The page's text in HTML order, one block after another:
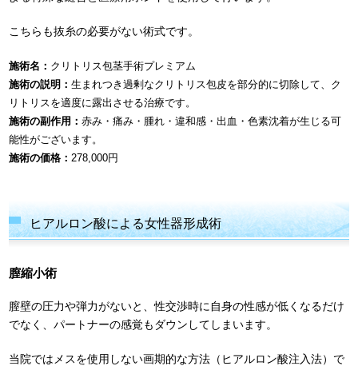
こちらも抜糸の必要がない術式です。
施術名： クリトリス包茎手術プレミアム
施術の説明：生まれつき過剰なクリトリス包皮を部分的に切除して、ク
リトリスを適度に露出させる治療です。
施術の副作用：赤み・痛み・腫れ・違和感・出血・色素沈着が生じる可
能性がございます。
施術の価格： 278,000円
ヒアルロン酸による女性器形成術
膣縮小術
膣壁の圧力や弾力がないと、性交渉時に自身の性感が低くなるだけ
でなく、パートナーの感覚もダウンしてしまいます。
当院ではメスを使用しない画期的な方法（ヒアルロン酸注入法）で